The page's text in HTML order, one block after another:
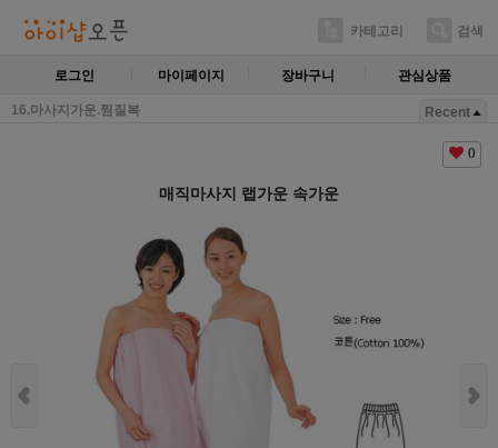
카테고리 검색
로그인 마이페이지 장바구니 관심상품
16.마사지가운.찜질복 Recent
0
매직마사지 랩가운 속가운